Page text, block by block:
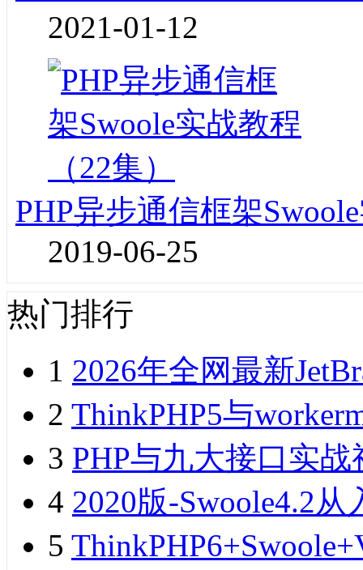
2021-01-12
PHP异步通信框架
2019-06-25
热门排行
1 2026年全网最新
2 ThinkPHP5与
3 PHP与九大接口实
4 2020版-Swoole4.2
5